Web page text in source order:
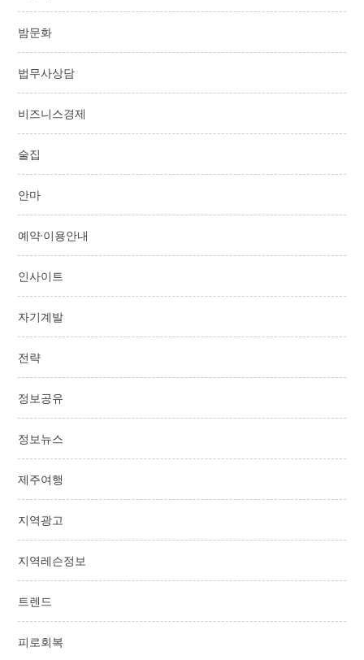
밤문화
법무사상담
비즈니스경제
술집
안마
예약·이용안내
인사이트
자기계발
전략
정보공유
정보뉴스
제주여행
지역광고
지역레슨정보
트렌드
피로회복